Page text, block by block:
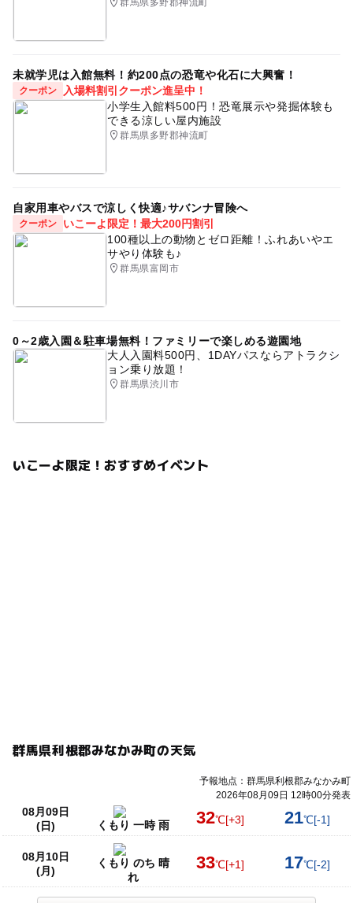
群馬県多野郡神流町
未就学児は入館無料！約200点の恐竜や化石に大興奮！
クーポン
入場料割引クーポン進呈中！
小学生入館料500円！恐竜展示や発掘体験も
できる涼しい屋内施設
群馬県多野郡神流町
自家用車やバスで涼しく快適♪サバンナ冒険へ
クーポン
いこーよ限定！最大200円割引
100種以上の動物とゼロ距離！ふれあいやエ
サやり体験も♪
群馬県富岡市
0～2歳入園＆駐車場無料！ファミリーで楽しめる遊園地
大人入園料500円、1DAYパスならアトラクシ
ョン乗り放題！
群馬県渋川市
いこーよ限定！おすすめイベント
群馬県利根郡みなかみ町の天気
予報地点：群馬県利根郡みなかみ町
2026年08月09日 12時00分発表
08月09日
(日)
くもり 一時 雨 32℃[+3] 21℃[-1]
08月10日
(月)
くもり のち 晴
れ
33℃[+1] 17℃[-2]